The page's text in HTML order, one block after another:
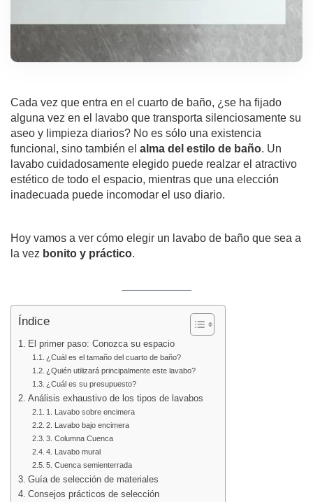
Cada vez que entra en el cuarto de baño, ¿se ha fijado
alguna vez en el lavabo que transporta silenciosamente su
aseo y limpieza diarios? No es sólo una existencia
funcional, sino también el alma del estilo de baño. Un
lavabo cuidadosamente elegido puede realzar el atractivo
estético de todo el espacio, mientras que una elección
inadecuada puede incomodar el uso diario.
Hoy vamos a ver cómo elegir un lavabo de baño que sea a
la vez bonito y práctico.
Índice
El primer paso: Conozca su espacio
¿Cuál es el tamaño del cuarto de baño?
¿Quién utilizará principalmente este lavabo?
¿Cuál es su presupuesto?
Análisis exhaustivo de los tipos de lavabos
1. Lavabo sobre encimera
2. Lavabo bajo encimera
3. Columna Cuenca
4. Lavabo mural
5. Cuenca semienterrada
Guía de selección de materiales
Consejos prácticos de selección